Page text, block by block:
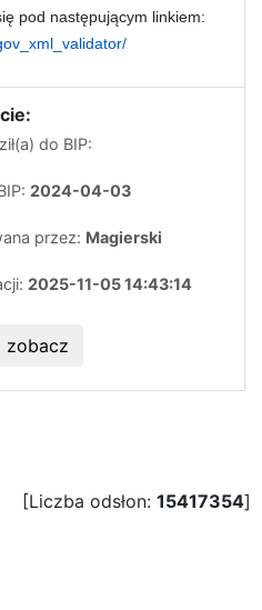
pod następującym linkiem:
do BIP:
2024-04-03
przez: Magierski
2025-11-05 14:43:14
zobacz
[Liczba odsłon: 15417354]